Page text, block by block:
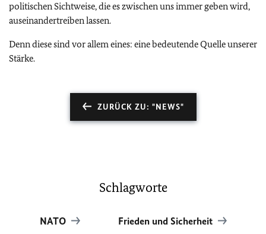
politischen Sichtweise, die es zwischen uns immer geben wird,
auseinandertreiben lassen.
Denn diese sind vor allem eines: eine bedeutende Quelle unserer
Stärke.
ZURÜCK ZU: "NEWS"
Schlagworte
NATO Frieden und Sicherheit